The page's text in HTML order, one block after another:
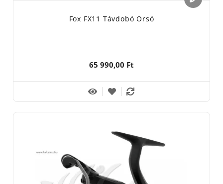
Fox FX11 Távdobó Orsó
65 990,00 Ft